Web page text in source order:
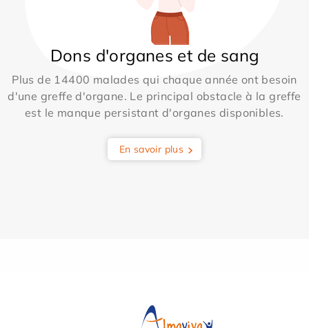
Dons d'organes et de sang
Plus de 14400 malades qui chaque année ont besoin
d'une greffe d'organe. Le principal obstacle à la greffe
est le manque persistant d'organes disponibles.
En savoir plus